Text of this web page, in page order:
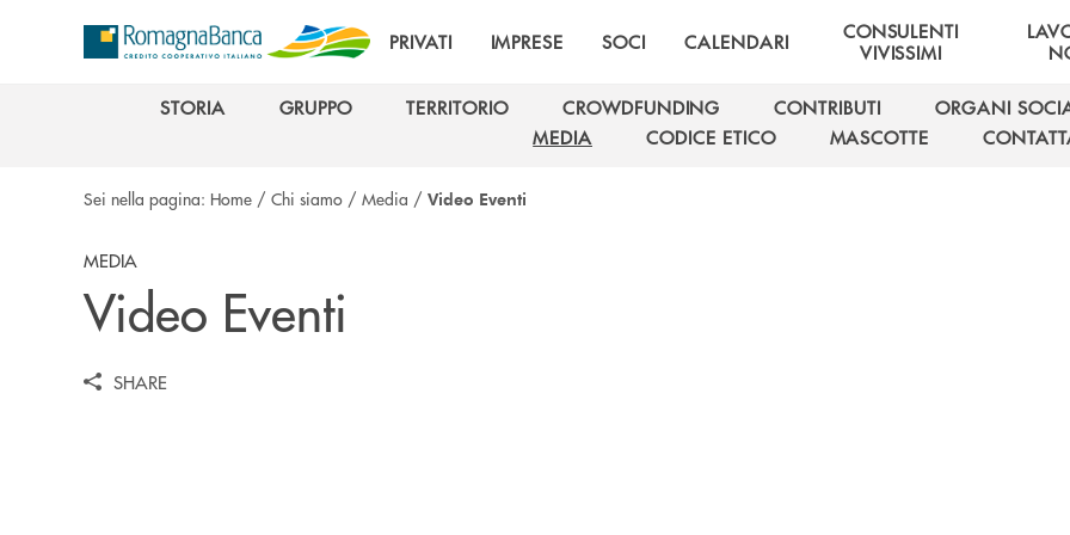
PRIVATI IMPRESE SOCI CALENDARI
CONSULENTI
VIVISSIMI
STORIA
GRUPPO
TERRITORIO
CROWDFUNDING
CROWDFUNDING
CONTRIBUTI
CONTRIBUTI
ORGANI
ORGANI
MEDIA
CODICE ETICO
MASCOTTE
Sei nella pagina: Home / Chi siamo / Media / Video Eventi
MEDIA
Video Eventi
SHARE